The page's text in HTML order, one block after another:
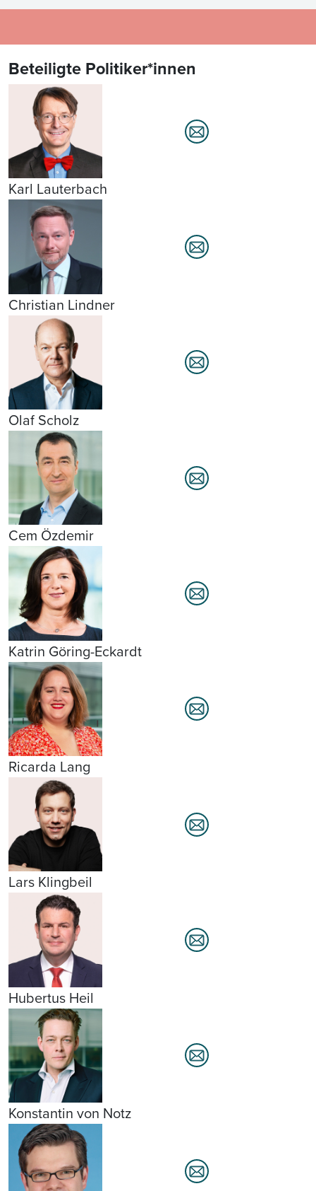
Beteiligte Politiker*innen
Karl Lauterbach
Christian Lindner
Olaf Scholz
Cem Özdemir
Katrin Göring-Eckardt
Ricarda Lang
Lars Klingbeil
Hubertus Heil
Konstantin von Notz